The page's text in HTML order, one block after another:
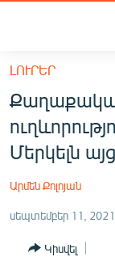
հիմնական
բովանդակությանը
Անցնել
հիմնական
մենյուին
ՀԱՅԱՍՏԱՆ
ՔԱՂԱՔԱԿԱՆ
ԼՈՒՐԵՐ
Մերկելն
Արմեն Քոլոյան
սեպտեմբեր 11, 2021
Կիսվել